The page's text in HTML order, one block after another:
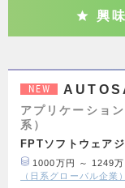
興
NEW
アプリケーショ
系）
FPTソフトウェア
1000万円 ～ 1249万
（日系グローバル企業）